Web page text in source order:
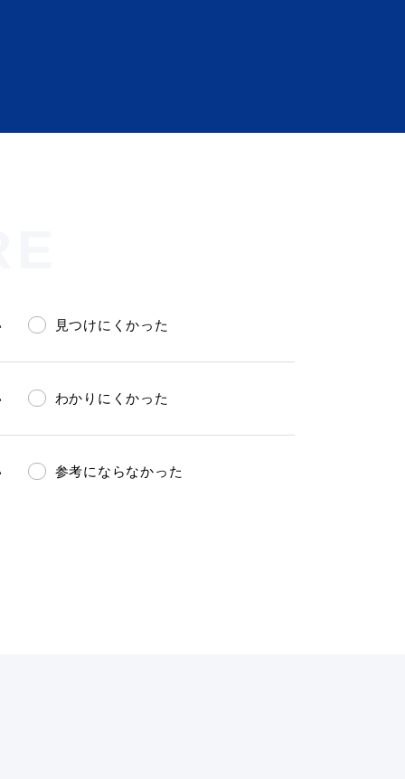
見つけにくかった
わかりにくかった
参考にならなかった